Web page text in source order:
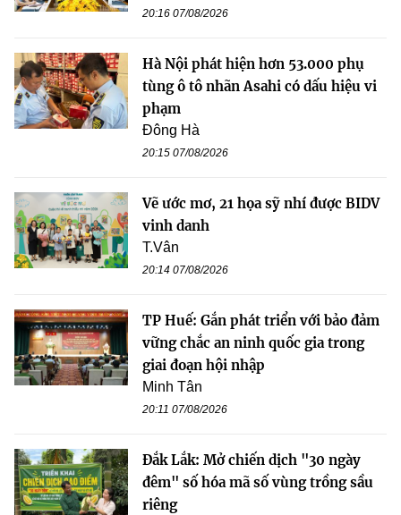
20:16 07/08/2026
Hà Nội phát hiện hơn 53.000 phụ
tùng ô tô nhãn Asahi có dấu hiệu vi
phạm
Đông Hà
20:15 07/08/2026
Vẽ ước mơ, 21 họa sỹ nhí được BIDV
vinh danh
T.Vân
20:14 07/08/2026
TP Huế: Gắn phát triển với bảo đảm
vững chắc an ninh quốc gia trong
giai đoạn hội nhập
Minh Tân
20:11 07/08/2026
Đắk Lắk: Mở chiến dịch "30 ngày
đêm" số hóa mã số vùng trồng sầu
riêng